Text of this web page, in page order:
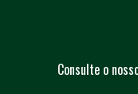
Consulte o